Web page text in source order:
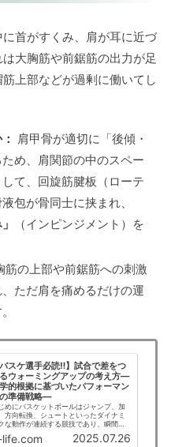
首がすくみ、肩が耳に近づ
大胸筋や前鋸筋の出力が足
上部などが過剰に働いてし
肩甲骨が適切に「後傾・
め、肩関節の中のスペー
て、回旋筋腱板（ローテ
包が骨同士に挟まれ、
（インピンジメント）を
筋の上部や前鋸筋への刺激
ただ肩を痛めるだけの運
バスケ選手必読‼】試合で差をつ
ウォーミングアップの考え方―
的根拠に基づいたパフォーマン
準備戦略―
めにバスケットボールはジャンプ、加
方向転換、シュートといったダイナミ
な動作が連続する競技であり、瞬間的
最大の筋力を発揮する能力（Explosive
）が求められます。ウォーミング
2025.07.26